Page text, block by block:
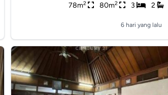
78m2 80m2 3 2
6 hari yang lalu